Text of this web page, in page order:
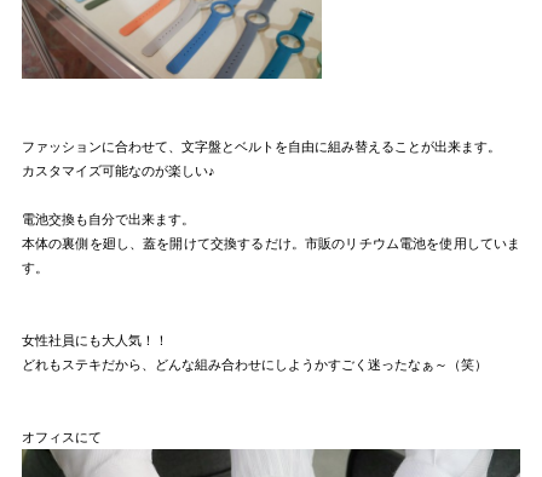
ファッションに合わせて、文字盤とベルトを自由に組み替えることが出来ます。
カスタマイズ可能なのが楽しい♪
電池交換も自分で出来ます。
本体の裏側を廻し、蓋を開けて交換するだけ。市販のリチウム電池を使用していま
す。
女性社員にも大人気！！
どれもステキだから、どんな組み合わせにしようかすごく迷ったなぁ～（笑）
オフィスにて